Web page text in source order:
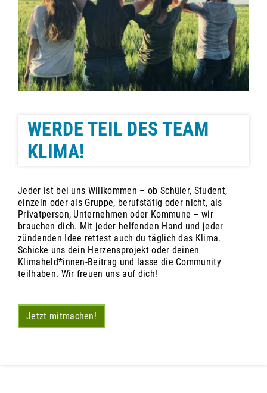
WERDE TEIL DES TEAM
KLIMA!
Jeder ist bei uns Willkommen – ob Schüler, Student,
einzeln oder als Gruppe, berufstätig oder nicht, als
Privatperson, Unternehmen oder Kommune – wir
brauchen dich. Mit jeder helfenden Hand und jeder
zündenden Idee rettest auch du täglich das Klima.
Schicke uns dein Herzensprojekt oder deinen
Klimaheld*innen-Beitrag und lasse die Community
teilhaben. Wir freuen uns auf dich!
Jetzt mitmachen!